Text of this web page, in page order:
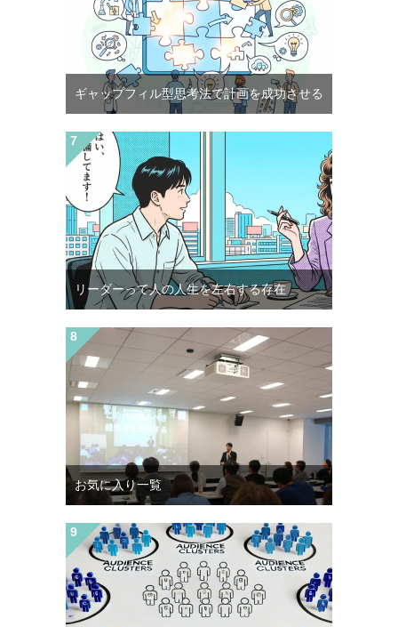
ギャップフィル型思考法で計画を成功させる
リーダーって人の人生を左右する存在
お気に入り一覧